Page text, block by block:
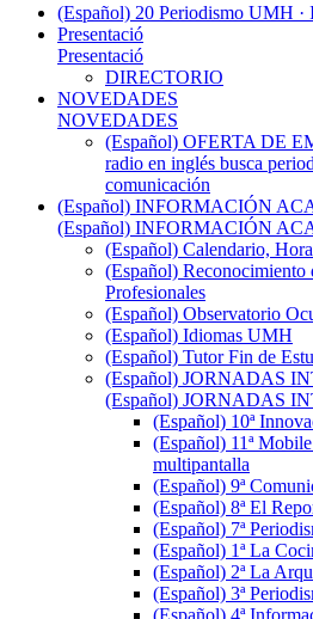
(Español) 20 Periodismo UMH ·
Presentació
Presentació
DIRECTORIO
NOVEDADES
NOVEDADES
(Español) OFERTA DE
radio en inglés busca
comunicación
(Español) INFORMACIÓN
(Español) INFORMACIÓN
(Español) Calendario,
(Español) Reconocimiento
Profesionales
(Español) Observatorio
(Español) Idiomas UMH
(Español) Tutor Fin de
(Español) JORNADAS
(Español) JORNADAS
(Español) 10ª
(Español) 11ª
multipantalla
(Español) 9ª
(Español) 8ª El
(Español) 7ª
(Español) 1ª La
(Español) 2ª La
(Español) 3ª
(Español) 4ª